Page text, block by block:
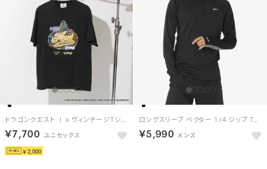
ドラゴンクエスト Ⅰ x ヴィンテージTシャツ / DRAGON QUEST Ⅰ x VINTAGE TEE 【返品不可商品】 （ブラック/オレンジ）
￥7,700
￥2,000
ロングスリーブ ベクター 1/4 ジップ Tシャツ （ブラック）
￥5,990